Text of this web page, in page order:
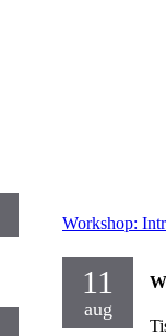
Workshop:
11
aug